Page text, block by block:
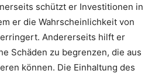
schützt er Investitionen in
er die Wahrscheinlichkeit von
Andererseits hilft er
Schäden zu begrenzen, die aus
können. Die Einhaltung des